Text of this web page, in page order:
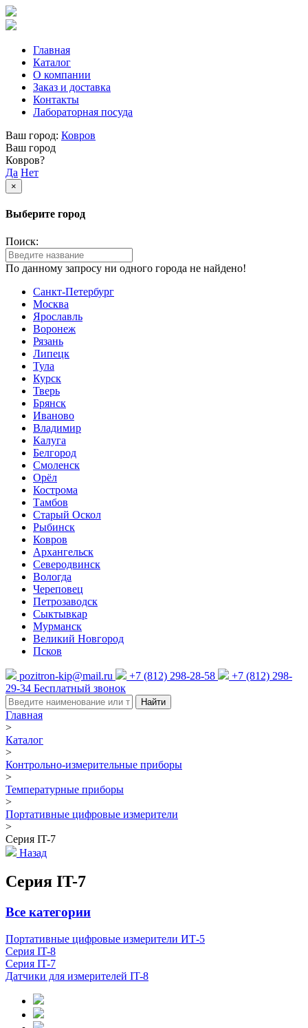
Главная
Каталог
О компании
Заказ и доставка
Контакты
Лабораторная посуда
Ваш город: Ковров
Ваш город
Ковров?
Да Нет
×
Выберите город
Поиск:
По данному запросу ни одного города не найдено!
Санкт-Петербург
Москва
Ярославль
Воронеж
Рязань
Липецк
Тула
Курск
Тверь
Брянск
Иваново
Владимир
Калуга
Белгород
Смоленск
Орёл
Кострома
Тамбов
Старый Оскол
Рыбинск
Ковров
Архангельск
Северодвинск
Вологда
Череповец
Петрозаводск
Сыктывкар
Мурманск
Великий Новгород
Псков
pozitron-kip@mail.ru +7 (812) 298-28-58
+7 (812) 298-
29-34 Бесплатный звонок
Найти
Главная
>
Каталог
>
Контрольно-измерительные приборы
>
Температурные приборы
>
Портативные цифровые измерители
>
Серия IT-7
Назад
Серия IT-7
Все категории
Портативные цифровые измерители ИТ-5
Серия IT-8
Серия IT-7
Датчики для измерителей IT-8